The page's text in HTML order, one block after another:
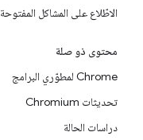
الاطّلاع على المشاكل المفتوحة
محتوى ذو صلة
Chrome لمطوّري البرامج
تحديثات Chromium
دراسات الحالة